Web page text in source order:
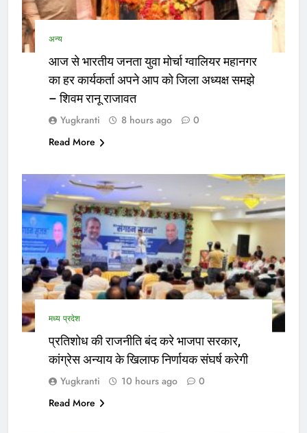
अन्य
आज से भारतीय जनता युवा मोर्चा ग्वालियर महानगर
का हर कार्यकर्ता अपने आप को जिला अध्यक्ष समझे
– शिवम रानू राजावत
Yugkranti 8 hours ago
0
Read More
मध्य प्रदेश
प्रतिशोध की राजनीति बंद करे भाजपा सरकार,
कांग्रेस अन्याय के खिलाफ निर्णायक संघर्ष करेगी
Yugkranti 10 hours ago
0
Read More